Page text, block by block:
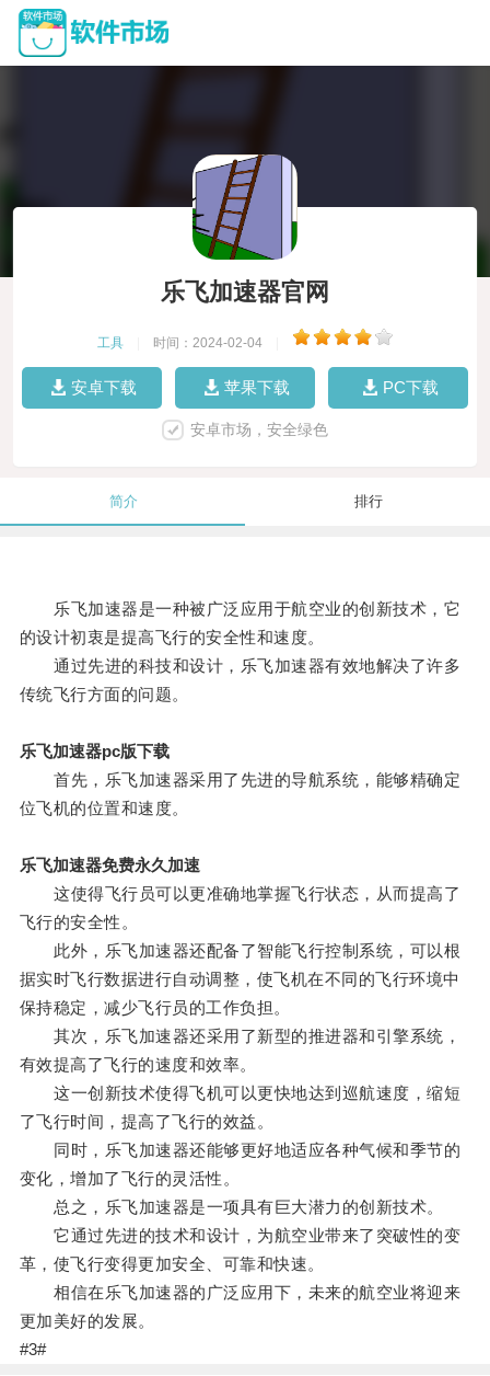
乐飞加速器官网
工具 时间：2024-02-04
安卓下载 苹果下载 PC下载
安卓市场，安全绿色
简介 排行
乐飞加速器是一种被广泛应用于航空业的创新技术，它
的设计初衷是提高飞行的安全性和速度。
通过先进的科技和设计，乐飞加速器有效地解决了许多
传统飞行方面的问题。
乐飞加速器pc版下载
首先，乐飞加速器采用了先进的导航系统，能够精确定
位飞机的位置和速度。
乐飞加速器免费永久加速
这使得飞行员可以更准确地掌握飞行状态，从而提高了
飞行的安全性。
此外，乐飞加速器还配备了智能飞行控制系统，可以根
据实时飞行数据进行自动调整，使飞机在不同的飞行环境中
保持稳定，减少飞行员的工作负担。
其次，乐飞加速器还采用了新型的推进器和引擎系统，
有效提高了飞行的速度和效率。
这一创新技术使得飞机可以更快地达到巡航速度，缩短
了飞行时间，提高了飞行的效益。
同时，乐飞加速器还能够更好地适应各种气候和季节的
变化，增加了飞行的灵活性。
总之，乐飞加速器是一项具有巨大潜力的创新技术。
它通过先进的技术和设计，为航空业带来了突破性的变
革，使飞行变得更加安全、可靠和快速。
相信在乐飞加速器的广泛应用下，未来的航空业将迎来
更加美好的发展。
#3#